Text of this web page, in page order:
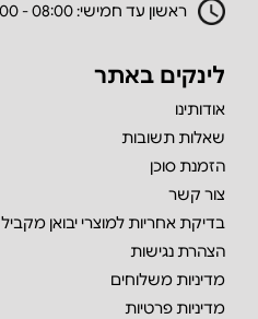
ראשון עד חמישי: 08:00 - 18:00
לינקים באתר
אודותינו
שאלות תשובות
הזמנת סוכן
צור קשר
בדיקת אחריות למוצרי יבואן מקביל
הצהרת נגישות
מדיניות משלוחים
מדיניות פרטיות